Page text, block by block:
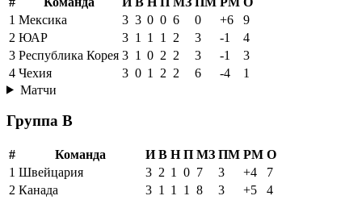
1 Мексика 3 3 0 0 6 0 +6
9
2 ЮАР 3 1 1 1 2 3 -1
4
3 Республика Корея 3 1 0 2 2 3 -1
3
4 Чехия 3 0 1 2 2 6 -4
1
Матчи
Группа B
# Команда И В Н П МЗ ПМ РМ О
1 Швейцария 3 2 1 0 7 3 +4
7
2 Канада 3 1 1 1 8 3 +5
4